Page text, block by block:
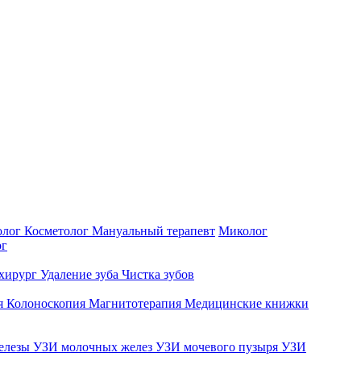
Косметолог Мануальный терапевт Миколог
Удаление зуба Чистка зубов
Колоноскопия Магнитотерапия Медицинские книжки
УЗИ молочных желез УЗИ мочевого пузыря УЗИ